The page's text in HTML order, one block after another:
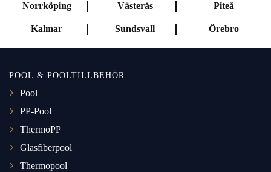
Norrköping Västerås Piteå
Kalmar Sundsvall Örebro
POOL & POOLTILLBEHÖR
Pool
PP-Pool
ThermoPP
Glasfiberpool
Thermopool